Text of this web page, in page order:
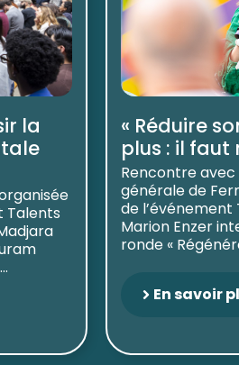
la
Talents
« Réduire
plus : il faut
Rencontre
générale de
de
Marion Enzer
ronde «
En savoir